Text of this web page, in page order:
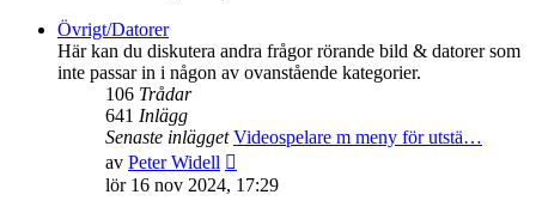
inlägget
Övrigt/Datorer
Här kan du diskutera andra frågor rörande bild & datorer som
inte passar in i någon av ovanstående kategorier.
106 Trådar
641 Inlägg
Senaste inlägget Videospelare m meny för utstä…
av Peter Widell
till
lör 16 nov 2024, 17:29